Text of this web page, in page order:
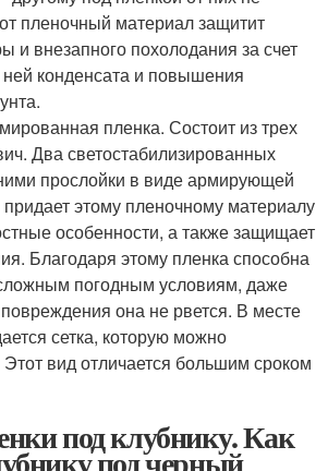
пленочный материал защитит
и внезапного похолодания за счет
конденсата и повышения
пленка. Состоит из трех
Два светостабилизированных
прослойки в виде армирующей
придает этому пленочному материалу
особенности, а также защищает
Благодаря этому пленка способна
погодным условиям, даже
она не рвется. В месте
сетка, которую можно
вид отличается большим сроком
под клубнику. Как